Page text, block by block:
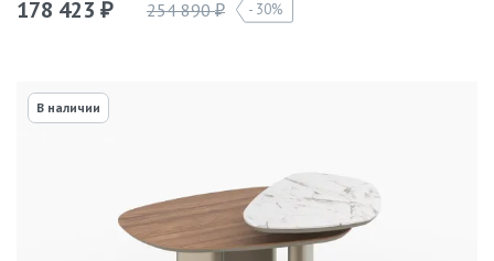
178 423 ₽ 254 890₽ 30%
В наличии